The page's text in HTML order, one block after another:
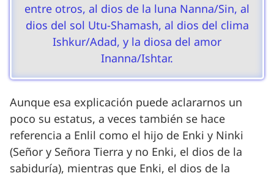
entre otros, al dios de la luna Nanna/Sin, al
dios del sol Utu-Shamash, al dios del clima
Ishkur/Adad, y la diosa del amor
Inanna/Ishtar.
Aunque esa explicación puede aclararnos un
poco su estatus, a veces también se hace
referencia a Enlil como el hijo de Enki y Ninki
(Señor y Señora Tierra y no Enki, el dios de la
sabiduría), mientras que Enki, el dios de la